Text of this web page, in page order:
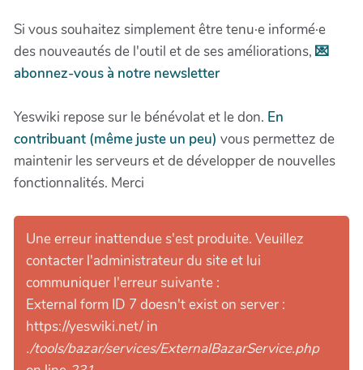
Si vous souhaitez simplement être tenu·e informé·e
des nouveautés de l'outil et de ses améliorations, 💌
abonnez-vous à notre newsletter
Yeswiki repose sur le bénévolat et le don. En
contribuant (même juste un peu) vous permettez de
maintenir les serveurs et de développer de nouvelles
fonctionnalités. Merci
Une erreur inattendue s'est produite. Veuillez
contacter l'administrateur du site et lui
communiquer l'erreur suivante :
External form ID 7 doesn't exist on server :
https://yeswiki.net/ in
./tools/bazar/services/ExternalBazarService.php